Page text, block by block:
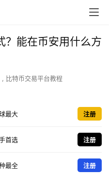
？能在币安用什么方
, 比特币交易平台教程
最大 注册
首选 注册
最全 注册